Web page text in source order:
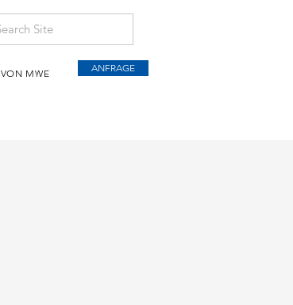
MWE ANFRAGE